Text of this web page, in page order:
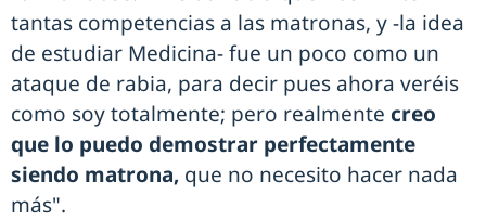
tantas competencias a las matronas, y -la idea
de estudiar Medicina- fue un poco como un
ataque de rabia, para decir pues ahora veréis
como soy totalmente; pero realmente creo
que lo puedo demostrar perfectamente
siendo matrona, que no necesito hacer nada
más".